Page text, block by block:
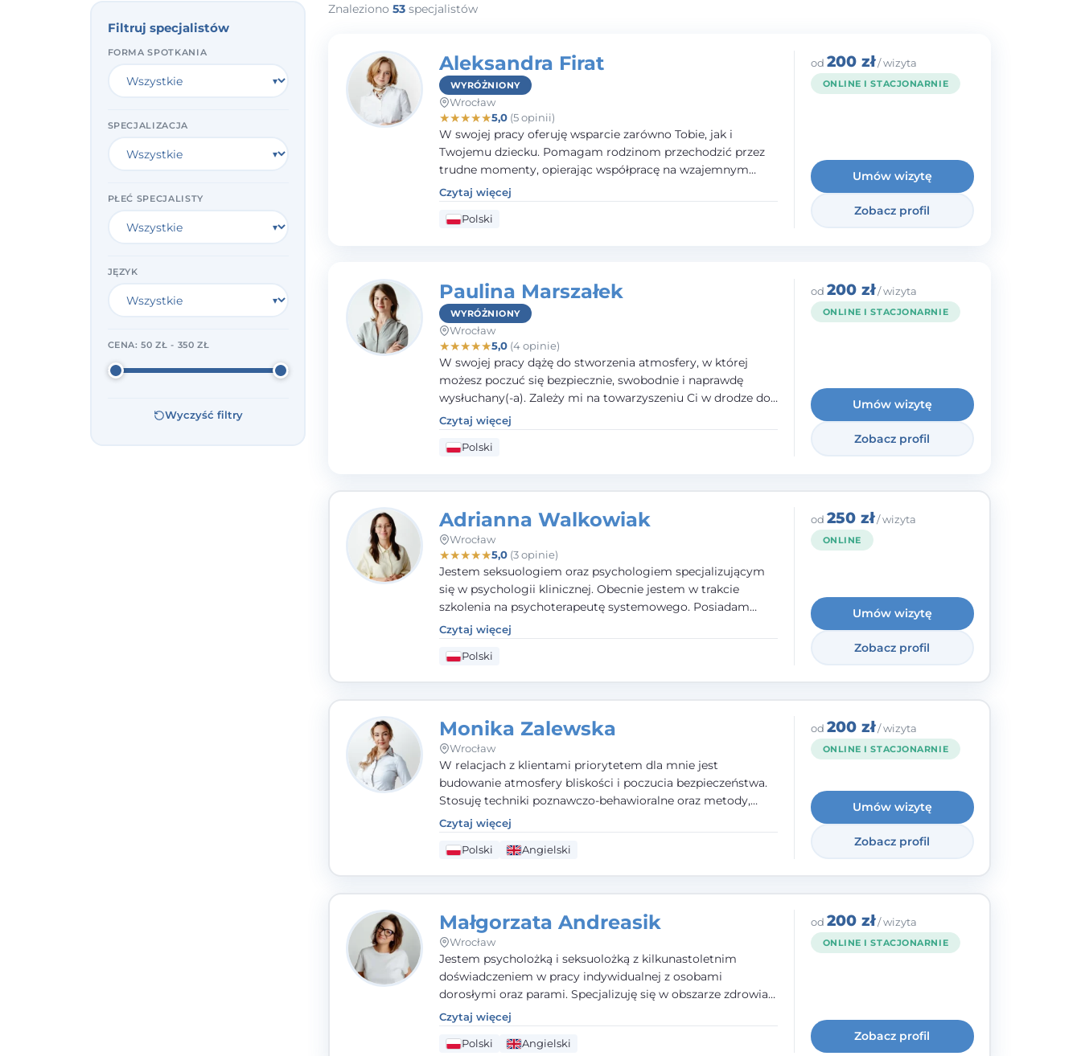
Filtruj specjalistów
FORMA SPOTKANIA
SPECJALIZACJA
PŁEĆ SPECJALISTY
JĘZYK
CENA:50 ZŁ - 350 ZŁ
Wyczyść filtry
Znaleziono 53 specjalistów
Aleksandra Firat
WYRÓŻNIONY
Wrocław
★★★★★5,0(5 opinii)
W swojej pracy oferuję wsparcie zarówno Tobie, jak i
Twojemu dziecku. Pomagam rodzinom przechodzić przez
trudne momenty, opierając współpracę na wzajemnym
zaufaniu i otwartej komunikacji. Posiadam doświadczenie w
pracy z dziećmi i młodzieżą mierzącymi się z różnorodnymi
trudnościami emocjonalnymi oraz rozwojowymi.
Czytaj więcej
Polski
od 200 zł/ wizyta
ONLINE I STACJONARNIE
Umów wizytę
Zobacz profil
Paulina Marszałek
WYRÓŻNIONY
Wrocław
★★★★★5,0(4 opinie)
W swojej pracy dążę do stworzenia atmosfery, w której
możesz poczuć się bezpiecznie, swobodnie i naprawdę
wysłuchany(-a). Zależy mi na towarzyszeniu Ci w drodze do
większego dobrostanu, lepszego poznania siebie oraz
budowania wartościowych i satysfakcjonujących relacji -
zarówno z innymi, jak i z samym sobą. Możliwość bycia
Czytaj więcej
Polski
od 200 zł/ wizyta
ONLINE I STACJONARNIE
Umów wizytę
Zobacz profil
Adrianna Walkowiak
Wrocław
★★★★★5,0(3 opinie)
Jestem seksuologiem oraz psychologiem specjalizującym
się w psychologii klinicznej. Obecnie jestem w trakcie
szkolenia na psychoterapeutę systemowego. Posiadam
status członka nadzwyczajnego Wielkopolskiego
Towarzystwa Terapii Systemowej oraz należę do Polskiego
Towarzystwa Psychiatrycznego. W mojej pracy na
zasobach.
Czytaj więcej
Polski
od 250 zł/ wizyta
ONLINE
Umów wizytę
Zobacz profil
Monika Zalewska
Wrocław
W relacjach z klientami priorytetem dla mnie jest
budowanie atmosfery bliskości i poczucia bezpieczeństwa.
Stosuję techniki poznawczo-behawioralne oraz metody,
które koncentrują się na rozwiązaniach (TSR). Te polegają na
osiąganiu zamierzonych celów (doprowadzeniu do
rozwiązania trudnych sytuacji) poprzez identyfikowanie i
Czytaj więcej
Polski Angielski
od 200 zł/ wizyta
ONLINE I STACJONARNIE
Umów wizytę
Zobacz profil
Małgorzata Andreasik
Wrocław
Jestem psycholożką i seksuolożką z kilkunastoletnim
doświadczeniem w pracy indywidualnej z osobami
dorosłymi oraz parami. Specjalizuję się w obszarze zdrowia
seksualnego, żałoby, kryzysów życiowych i wypalenia
zawodowego. Pracuję w języku polskim i angielskim, w
podejściu humanistycznym, opartym na partnerstwie i
Czytaj więcej
Polski Angielski
od 200 zł/ wizyta
ONLINE I STACJONARNIE
Zobacz profil